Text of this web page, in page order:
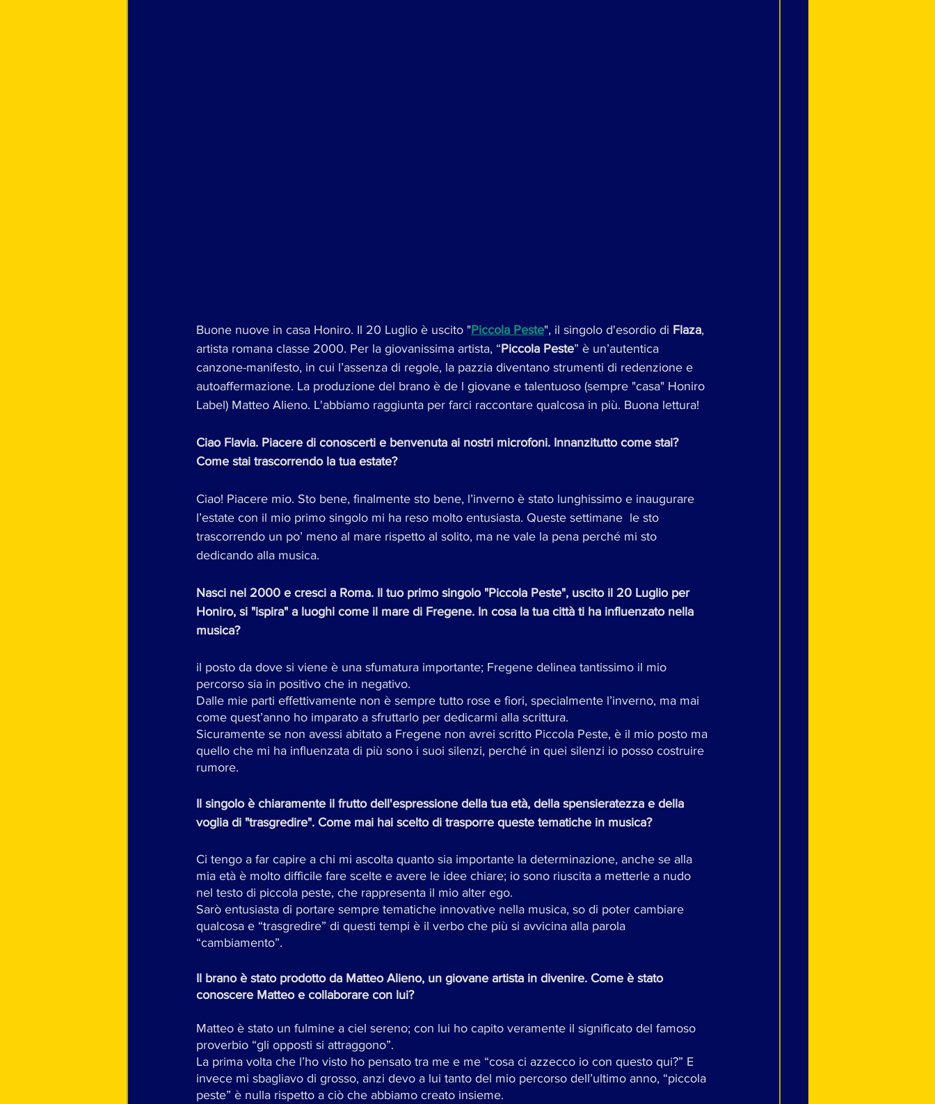
Buone nuove in casa Honiro. Il 20 Luglio è uscito "Piccola Peste", il singolo d'esordio di Flaza,
artista romana classe 2000. Per la giovanissima artista, “Piccola Peste” è un’autentica
canzone-manifesto, in cui l’assenza di regole, la pazzia diventano strumenti di redenzione e
autoaffermazione. La produzione del brano è de l giovane e talentuoso (sempre "casa" Honiro
Label) Matteo Alieno. L'abbiamo raggiunta per farci raccontare qualcosa in più. Buona lettura!
Ciao Flavia. Piacere di conoscerti e benvenuta ai nostri microfoni. Innanzitutto come stai?
Come stai trascorrendo la tua estate?
Ciao! Piacere mio. Sto bene, finalmente sto bene, l’inverno è stato lunghissimo e inaugurare
l’estate con il mio primo singolo mi ha reso molto entusiasta. Queste settimane  le sto
trascorrendo un po’ meno al mare rispetto al solito, ma ne vale la pena perché mi sto
dedicando alla musica.
Nasci nel 2000 e cresci a Roma. Il tuo primo singolo "Piccola Peste", uscito il 20 Luglio per
Honiro, si "ispira" a luoghi come il mare di Fregene. In cosa la tua città ti ha influenzato nella
musica?
il posto da dove si viene è una sfumatura importante; Fregene delinea tantissimo il mio
percorso sia in positivo che in negativo.
Dalle mie parti effettivamente non è sempre tutto rose e fiori, specialmente l’inverno, ma mai
come quest’anno ho imparato a sfruttarlo per dedicarmi alla scrittura.
Sicuramente se non avessi abitato a Fregene non avrei scritto Piccola Peste, è il mio posto ma
quello che mi ha influenzata di più sono i suoi silenzi, perché in quei silenzi io posso costruire
rumore.
Il singolo è chiaramente il frutto dell'espressione della tua età, della spensieratezza e della
voglia di "trasgredire". Come mai hai scelto di trasporre queste tematiche in musica?
Ci tengo a far capire a chi mi ascolta quanto sia importante la determinazione, anche se alla
mia età è molto difficile fare scelte e avere le idee chiare; io sono riuscita a metterle a nudo
nel testo di piccola peste, che rappresenta il mio alter ego.
Sarò entusiasta di portare sempre tematiche innovative nella musica, so di poter cambiare
qualcosa e “trasgredire” di questi tempi è il verbo che più si avvicina alla parola
“cambiamento”.
Il brano è stato prodotto da Matteo Alieno, un giovane artista in divenire. Come è stato
conoscere Matteo e collaborare con lui?
Matteo è stato un fulmine a ciel sereno; con lui ho capito veramente il significato del famoso
proverbio “gli opposti si attraggono”.
La prima volta che l’ho visto ho pensato tra me e me “cosa ci azzecco io con questo qui?” E
invece mi sbagliavo di grosso, anzi devo a lui tanto del mio percorso dell’ultimo anno, “piccola
peste” è nulla rispetto a ciò che abbiamo creato insieme.